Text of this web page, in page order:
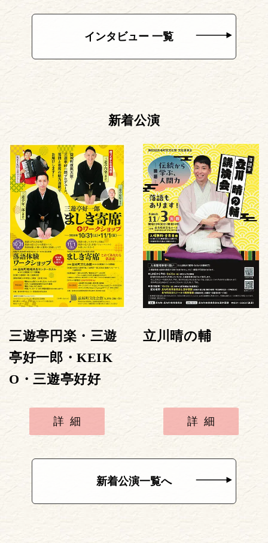
インタビュー 一覧
新着公演
三遊亭円楽・三遊
亭好一郎・KEIK
O・三遊亭好好
詳細
立川晴の輔
詳細
新着公演一覧へ